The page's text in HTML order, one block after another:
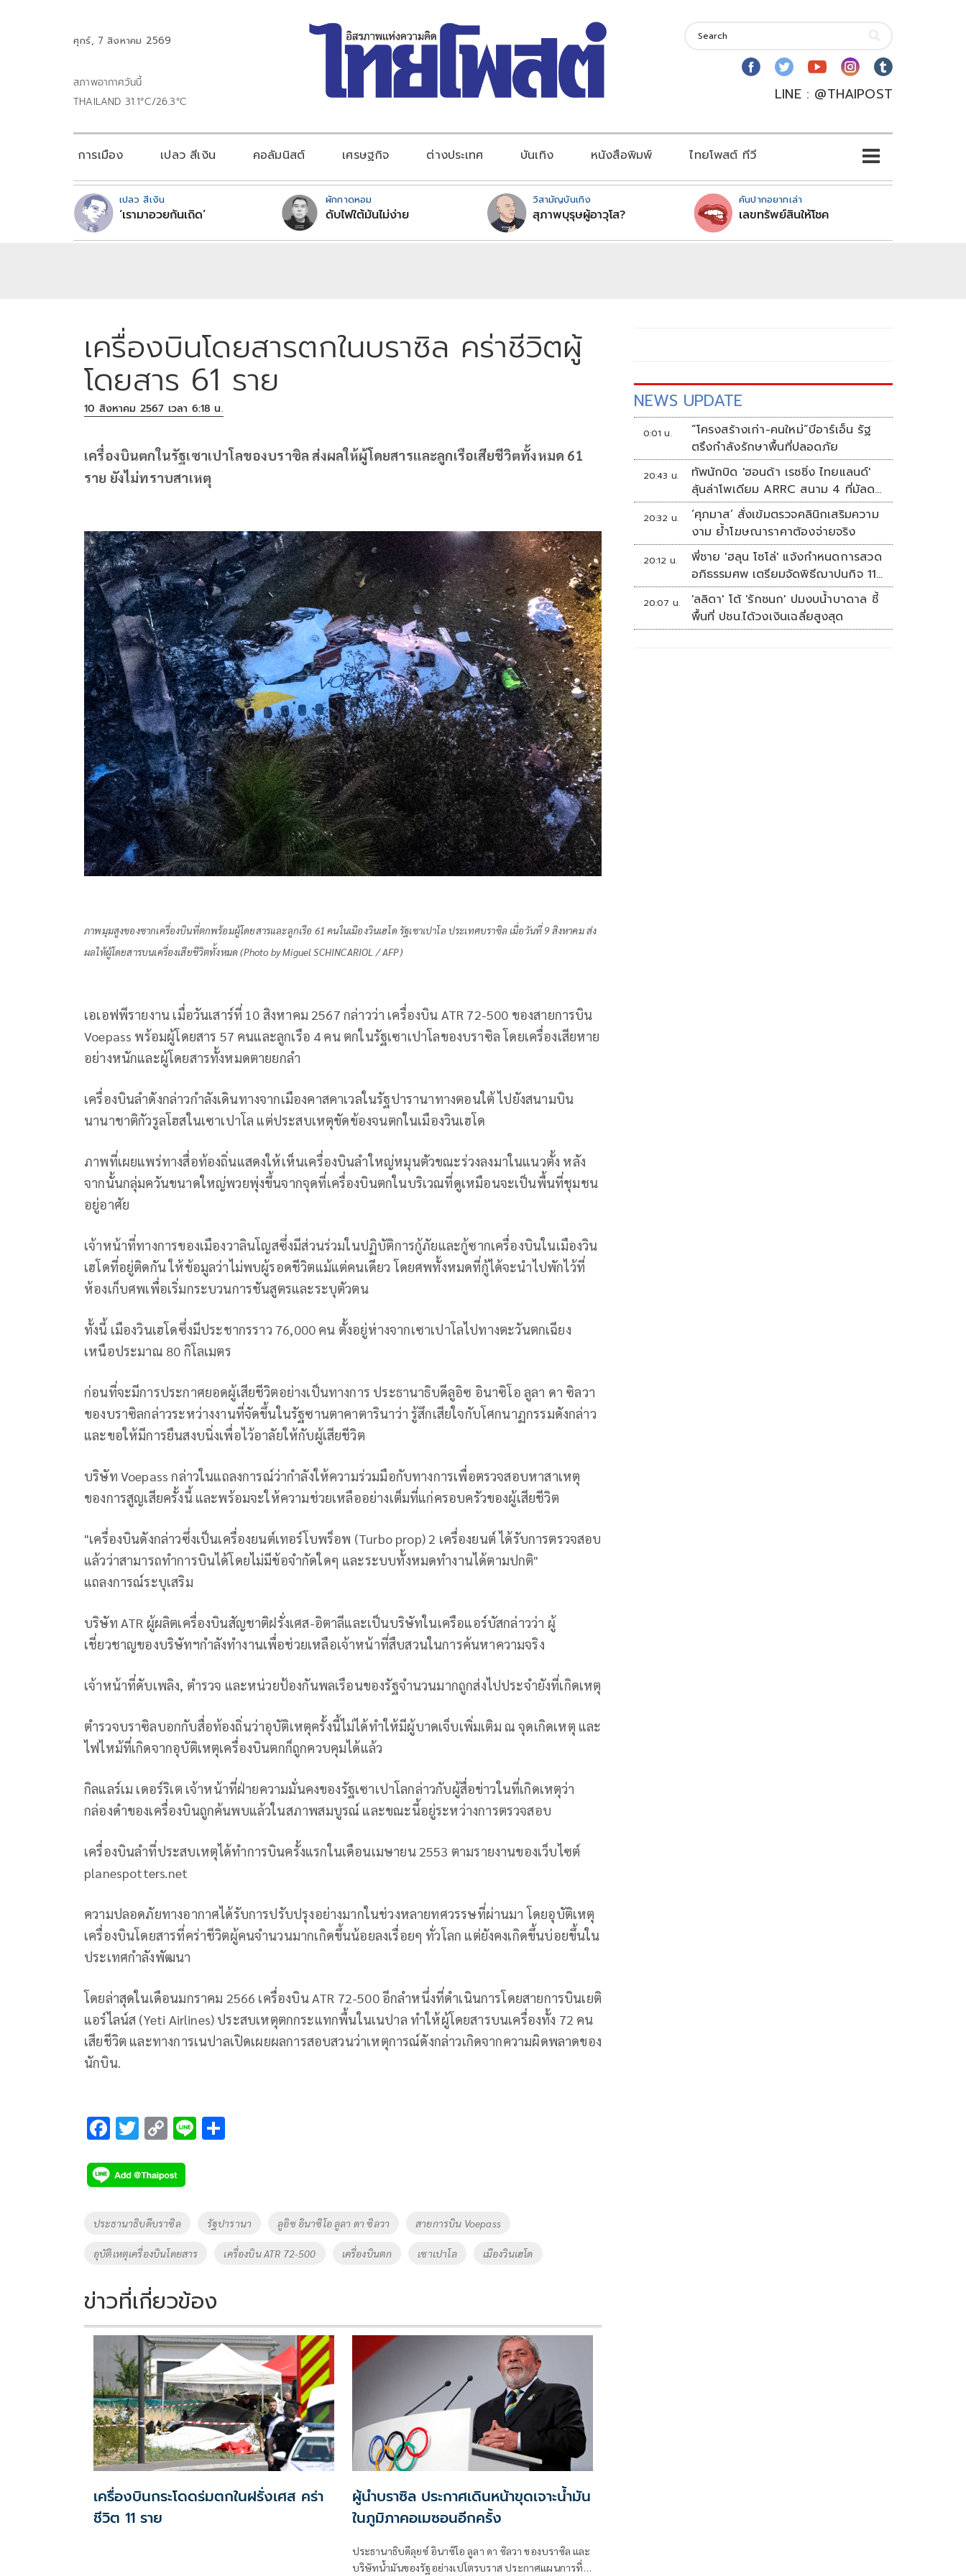
ศุกร์, 7 สิงหาคม 2569
สภาพอากาศวันนี้
THAILAND 31.1°C/26.3°C
LINE : @THAIPOST
การเมือง เปลว สีเงิน คอลัมนิสต์ เศรษฐกิจ ต่างประเทศ บันเทิง หนังสือพิมพ์ ไทยโพสต์ ทีวี
เปลว สีเงิน
‘เรามาอวยกันเถิด’
ผักกาดหอม
ดับไฟใต้มันไม่ง่าย
วิสามัญบันเทิง
สุภาพบุรุษผู้อาวุโส?
คันปากอยากเล่า
เลขทรัพย์สินให้โชค
เครื่องบินโดยสารตกในบราซิล คร่าชีวิตผู้
โดยสาร 61 ราย
10 สิงหาคม 2567 เวลา 6:18 น.
เครื่องบินตกในรัฐเซาเปาโลของบราซิล ส่งผลให้ผู้โดยสารและลูกเรือเสียชีวิตทั้งหมด 61
ราย ยังไม่ทราบสาเหตุ
ภาพมุมสูงของซากเครื่องบินที่ตกพร้อมผู้โดยสารและลูกเรือ 61 คนในเมืองวินเฮโด รัฐเซาเปาโล ประเทศบราซิล เมื่อวันที่ 9 สิงหาคม ส่ง
ผลให้ผู้โดยสารบนเครื่องเสียชีวิตทั้งหมด (Photo by Miguel SCHINCARIOL / AFP)
เอเอฟพีรายงาน เมื่อวันเสาร์ที่ 10 สิงหาคม 2567 กล่าวว่า เครื่องบิน ATR 72-500 ของสายการบิน
Voepass พร้อมผู้โดยสาร 57 คนและลูกเรือ 4 คน ตกในรัฐเซาเปาโลของบราซิล โดยเครื่องเสียหาย
อย่างหนักและผู้โดยสารทั้งหมดตายยกลำ
เครื่องบินลำดังกล่าวกำลังเดินทางจากเมืองคาสคาเวลในรัฐปารานาทางตอนใต้ ไปยังสนามบิน
นานาชาติกัวรูลโฮสในเซาเปาโล แต่ประสบเหตุขัดข้องจนตกในเมืองวินเฮโด
ภาพที่เผยแพร่ทางสื่อท้องถิ่นแสดงให้เห็นเครื่องบินลำใหญ่หมุนตัวขณะร่วงลงมาในแนวตั้ง หลัง
จากนั้นกลุ่มควันขนาดใหญ่พวยพุ่งขึ้นจากจุดที่เครื่องบินตกในบริเวณที่ดูเหมือนจะเป็นพื้นที่ชุมชน
อยู่อาศัย
เจ้าหน้าที่ทางการของเมืองวาลินโญสซึ่งมีส่วนร่วมในปฏิบัติการกู้ภัยและกู้ซากเครื่องบินในเมืองวิน
เฮโดที่อยู่ติดกัน ให้ข้อมูลว่าไม่พบผู้รอดชีวิตแม้แต่คนเดียว โดยศพทั้งหมดที่กู้ได้จะนำไปพักไว้ที่
ห้องเก็บศพเพื่อเริ่มกระบวนการชันสูตรและระบุตัวตน
ทั้งนี้ เมืองวินเฮโดซึ่งมีประชากรราว 76,000 คน ตั้งอยู่ห่างจากเซาเปาโลไปทางตะวันตกเฉียง
เหนือประมาณ 80 กิโลเมตร
ก่อนที่จะมีการประกาศยอดผู้เสียชีวิตอย่างเป็นทางการ ประธานาธิบดีลูอิซ อินาซิโอ ลูลา ดา ซิลวา
ของบราซิลกล่าวระหว่างงานที่จัดขึ้นในรัฐซานตาคาตารินาว่า รู้สึกเสียใจกับโศกนาฏกรรมดังกล่าว
และขอให้มีการยืนสงบนิ่งเพื่อไว้อาลัยให้กับผู้เสียชีวิต
บริษัท Voepass กล่าวในแถลงการณ์ว่ากำลังให้ความร่วมมือกับทางการเพื่อตรวจสอบหาสาเหตุ
ของการสูญเสียครั้งนี้ และพร้อมจะให้ความช่วยเหลืออย่างเต็มที่แก่ครอบครัวของผู้เสียชีวิต
"เครื่องบินดังกล่าวซึ่งเป็นเครื่องยนต์เทอร์โบพร็อพ (Turbo prop) 2 เครื่องยนต์ ได้รับการตรวจสอบ
แล้วว่าสามารถทำการบินได้โดยไม่มีข้อจำกัดใดๆ และระบบทั้งหมดทำงานได้ตามปกติ"
แถลงการณ์ระบุเสริม
บริษัท ATR ผู้ผลิตเครื่องบินสัญชาติฝรั่งเศส-อิตาลีและเป็นบริษัทในเครือแอร์บัสกล่าวว่า ผู้
เชี่ยวชาญของบริษัทฯกำลังทำงานเพื่อช่วยเหลือเจ้าหน้าที่สืบสวนในการค้นหาความจริง
เจ้าหน้าที่ดับเพลิง, ตำรวจ และหน่วยป้องกันพลเรือนของรัฐจำนวนมากถูกส่งไปประจำยังที่เกิดเหตุ
ตำรวจบราซิลบอกกับสื่อท้องถิ่นว่าอุบัติเหตุครั้งนี้ไม่ได้ทำให้มีผู้บาดเจ็บเพิ่มเติม ณ จุดเกิดเหตุ และ
ไฟไหม้ที่เกิดจากอุบัติเหตุเครื่องบินตกก็ถูกควบคุมได้แล้ว
กิลแลร์เม เดอร์ริเต เจ้าหน้าที่ฝ่ายความมั่นคงของรัฐเซาเปาโลกล่าวกับผู้สื่อข่าวในที่เกิดเหตุว่า
กล่องดำของเครื่องบินถูกค้นพบแล้วในสภาพสมบูรณ์ และขณะนี้อยู่ระหว่างการตรวจสอบ
เครื่องบินลำที่ประสบเหตุได้ทำการบินครั้งแรกในเดือนเมษายน 2553 ตามรายงานของเว็บไซต์
planespotters.net
ความปลอดภัยทางอากาศได้รับการปรับปรุงอย่างมากในช่วงหลายทศวรรษที่ผ่านมา โดยอุบัติเหตุ
เครื่องบินโดยสารที่คร่าชีวิตผู้คนจำนวนมากเกิดขึ้นน้อยลงเรื่อยๆ ทั่วโลก แต่ยังคงเกิดขึ้นบ่อยขึ้นใน
ประเทศกำลังพัฒนา
โดยล่าสุดในเดือนมกราคม 2566 เครื่องบิน ATR 72-500 อีกลำหนึ่งที่ดำเนินการโดยสายการบินเยติ
แอร์ไลน์ส (Yeti Airlines) ประสบเหตุตกกระแทกพื้นในเนปาล ทำให้ผู้โดยสารบนเครื่องทั้ง 72 คน
เสียชีวิต และทางการเนปาลเปิดเผยผลการสอบสวนว่าเหตุการณ์ดังกล่าวเกิดจากความผิดพลาดของ
นักบิน.
F
e
b
o
o
k
T
tt
er
C
p
y
Li
n
k
Li
Tags
ประธานาธิบดีบราซิล รัฐปารานา ลูอิซ อินาซิโอ ลูลา ดา ซิลวา สายการบิน Voepass
อุบัติเหตุเครื่องบินโดยสาร เครื่องบิน ATR 72-500 เครื่องบินตก เซาเปาโล เมืองวินเฮโด
ข่าวที่เกี่ยวข้อง
เครื่องบินกระโดดร่มตกในฝรั่งเศส คร่า
ชีวิต 11 ราย
ผู้นำบราซิล ประกาศเดินหน้าขุดเจาะน้ำมัน
ในภูมิภาคอเมซอนอีกครั้ง
ประธานาธิบดีลุยซ์ อินาซิโอ ลูลา ดา ซิลวา ของบราซิล และ
บริษัทน้ำมันของรัฐอย่างเปโตรบราส ประกาศแผนการที่
NEWS UPDATE
0:01 น.
“โครงสร้างเก่า-คนใหม่”บีอาร์เอ็น รัฐ
ตรึงกำลังรักษาพื้นที่ปลอดภัย
20:43 น.
ทัพนักบิด 'ฮอนด้า เรซซิ่ง ไทยแลนด์'
ลุ้นล่าโพเดียม ARRC สนาม 4 ที่มัลดา
ลิกา
20:32 น.
‘ศุภมาส’ สั่งเข้มตรวจคลินิกเสริมความ
งาม ย้ำโฆษณาราคาต้องจ่ายจริง
20:12 น.
พี่ชาย 'ฮลุน โซโล่' แจ้งกำหนดการสวด
อภิธรรมศพ เตรียมจัดพิธีฌาปนกิจ 11
ส.ค.
20:07 น.
'ลลิดา' โต้ 'รักชนก' ปมงบน้ำบาดาล ชี้
พื้นที่ ปชน.ได้วงเงินเฉลี่ยสูงสุด